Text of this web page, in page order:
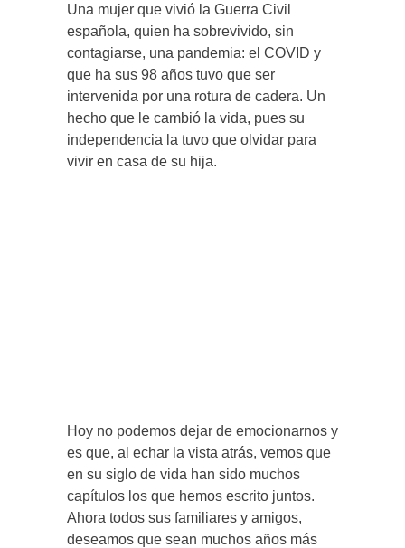
Una mujer que vivió la Guerra Civil
española, quien ha sobrevivido, sin
contagiarse, una pandemia: el COVID y
que ha sus 98 años tuvo que ser
intervenida por una rotura de cadera. Un
hecho que le cambió la vida, pues su
independencia la tuvo que olvidar para
vivir en casa de su hija.
Hoy no podemos dejar de emocionarnos y
es que, al echar la vista atrás, vemos que
en su siglo de vida han sido muchos
capítulos los que hemos escrito juntos.
Ahora todos sus familiares y amigos,
deseamos que sean muchos años más